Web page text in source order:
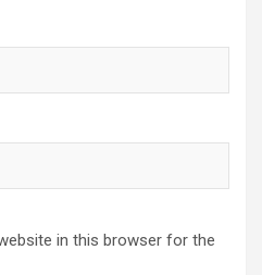
in this browser for the